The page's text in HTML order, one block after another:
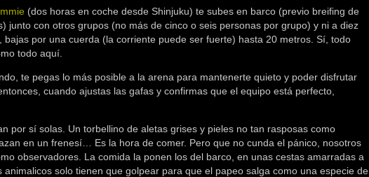
(dos horas en coche desde Shinjuku) te subes en barco (previo breifing de
junto con otros grupos (no más de cinco o seis personas por grupo) y ni a diez
bajas por una cuerda (la corriente puede ser fuerte) hasta 20 metros. Sí, todo
todo aquí.
te pegas lo más posible a la arena para mantenerte quieto y poder disfrutar
cuando ajustas las gafas y confirmas que el equipo está perfecto,
por sí solas. Un torbellino de aletas grises y pieles no tan rasposas como
en un frenesí… Es la hora de comer. Pero que no cunda el pánico, nosotros
observadores. La comida la ponen los del barco, en unas cestas amarradas a
animalicos solo tienen que golpear para que el papeo salga como una especie de